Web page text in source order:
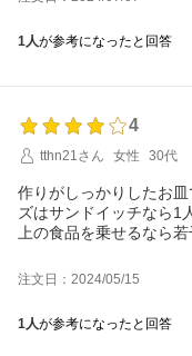
1人が参考になったと回答
4
tthn21さん
女性 30代
作りがしっかりしたお
ズはサンドイッチなら1
上の食品を乗せるなら
注文日：2024/05/15
1人が参考になったと回答